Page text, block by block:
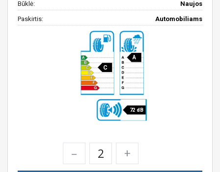
Būklė: Naujos
Paskirtis: Automobiliams
C
A
72 dB
– +